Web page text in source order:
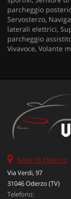
parcheggio
Servosterzo,
laterali elettrici,
parcheggio
Vivavoce, Volante
Sede di Oderzo
Via Verdi, 97
31046 Oderzo (TV)
Telefono: